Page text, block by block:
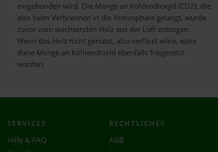
eingebunden wird. Die Menge an Kohlendioxyd (CO2), die
also beim Verbrennen in die Atmosphäre gelangt, wurde
zuvor vom wachsenden Holz aus der Luft entzogen.
Wenn das Holz nicht genutzt, also verfault wäre, wäre
diese Menge an Kohlendioxid ebenfalls freigesetzt
worden.
SERVICES
Hilfe & FAQ
RECHTLICHES
AGB